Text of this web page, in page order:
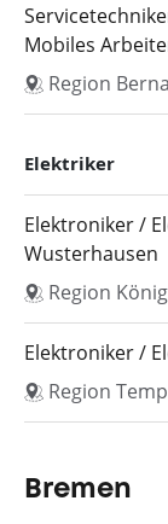
Mobiles
Region
Elektriker
Elektroniker /
Wusterhausen
Region
Elektroniker /
Region
Bremen